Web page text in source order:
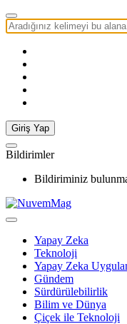
Giriş Yap
Bildirimler
Bildiriminiz
Yapay Zeka
Teknoloji
Yapay Zeka
Gündem
Sürdürülebilirlik
Bilim ve Dünya
Çiçek ile Teknoloji